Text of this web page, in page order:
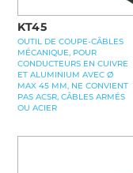
KT45
OUTIL DE COUPE-CÂBLES
MÉCANIQUE, POUR
CONDUCTEURS EN CUIVRE
ET ALUMINIUM AVEC Ø
MAX 45 MM, NE CONVIENT
PAS ACSR, CÂBLES ARMÉS
OU ACIER